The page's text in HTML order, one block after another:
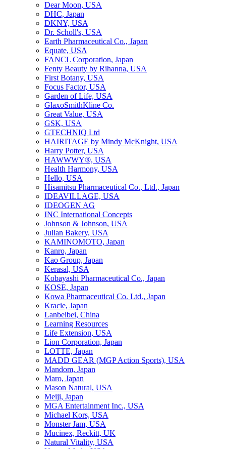
Dear Moon, USA
DHC, Japan
DKNY, USA
Dr. Scholl's, USA
Earth Pharmaceutical Co., Japan
Equate, USA
FANCL Corporation, Japan
Fenty Beauty by Rihanna, USA
First Botany, USA
Focus Factor, USA
Garden of Life, USA
GlaxoSmithKline Co.
Great Value, USA
GSK, USA
GTECHNIQ Ltd
HAIRITAGE by Mindy McKnight, USA
Harry Potter, USA
HAWWWY®, USA
Health Harmony, USA
Hello, USA
Hisamitsu Pharmaceutical Co., Ltd., Japan
IDEAVILLAGE, USA
IDEOGEN AG
INC International Concepts
Johnson & Johnson, USA
Julian Bakery, USA
KAMINOMOTO, Japan
Kanro, Japan
Kao Group, Japan
Kerasal, USA
Kobayashi Pharmaceutical Co., Japan
KOSE, Japan
Kowa Pharmaceutical Co. Ltd., Japan
Kracie, Japan
Lanbeibei, China
Learning Resources
Life Extension, USA
Lion Corporation, Japan
LOTTE, Japan
MADD GEAR (MGP Action Sports), USA
Mandom, Japan
Maro, Japan
Mason Natural, USA
Meiji, Japan
MGA Entertainment Inc., USA
Michael Kors, USA
Monster Jam, USA
Mucinex, Reckitt, UK
Natural Vitality, USA